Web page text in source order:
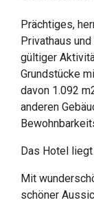
Prächtiges,
Privathaus
gültiger
Grundstücke
davon 1.092
anderen
Das Hotel
Mit
schöner